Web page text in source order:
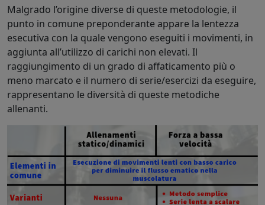
Malgrado l’origine diverse di queste metodologie, il
punto in comune preponderante appare la lentezza
esecutiva con la quale vengono eseguiti i movimenti, in
aggiunta all’utilizzo di carichi non elevati. Il
raggiungimento di un grado di affaticamento più o
meno marcato e il numero di serie/esercizi da eseguire,
rappresentano le diversità di queste metodiche
allenanti.